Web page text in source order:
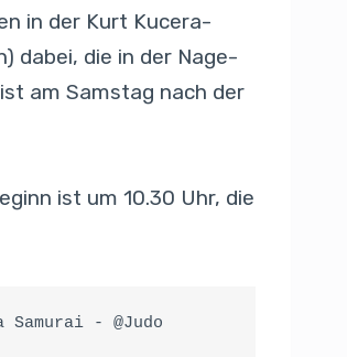
in der Kurt Kucera-
dabei, die in der Nage-
am Samstag nach der
ist um 10.30 Uhr, die
- @Judo